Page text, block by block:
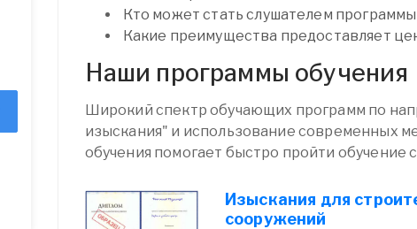
Кто может стать слушателем программы
Какие преимущества предоставляет
Наши программы обучения
Широкий спектр обучающих программ по
изыскания" и использование современных
обучения помогает быстро пройти обучение
Изыскания для
сооружений